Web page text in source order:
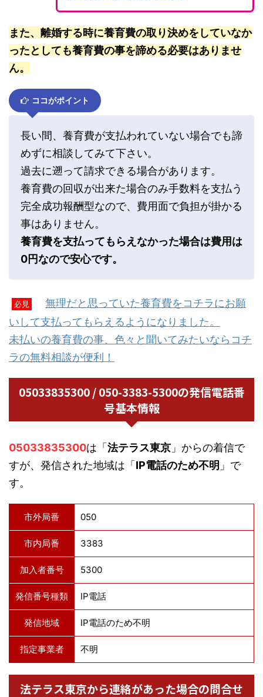
また、離婚する時に養育費の取り決めをしていなか
ったとしても養育費の事を諦める必要はありませ
ん。
ココがポイント
長い間、養育費が支払われていない場合でも諦
めずに相談してみて下さい。
過去に遡って請求できる場合があります。
養育費の回収が出来た場合のみ手数料を支払う
完全成功報酬型なので、費用面で負担が掛かる
事はありません。
養育費を支払ってもらえなかった場合は費用は
0円なので安心です。
必見
無理だと思っていた養育費をコチラにお願
いして支払ってもらえるようになりました。
未払いの養育費の事、色々と聞いてみたいならコチ
ラの無料相談が便利！
05033835300 / 050-3383-5300の発信電話番
号基本情報
05033835300は「法テラス東京 」からの着信で
すが、発信された地域は「IP電話のため不明 」で
す。
市外局番 050
市内局番 3383
加入者番号 5300
発信番号種類 IP電話
発信地域 IP電話のため不明
指定事業者 不明
法テラス東京から連絡があった場合の問合せ